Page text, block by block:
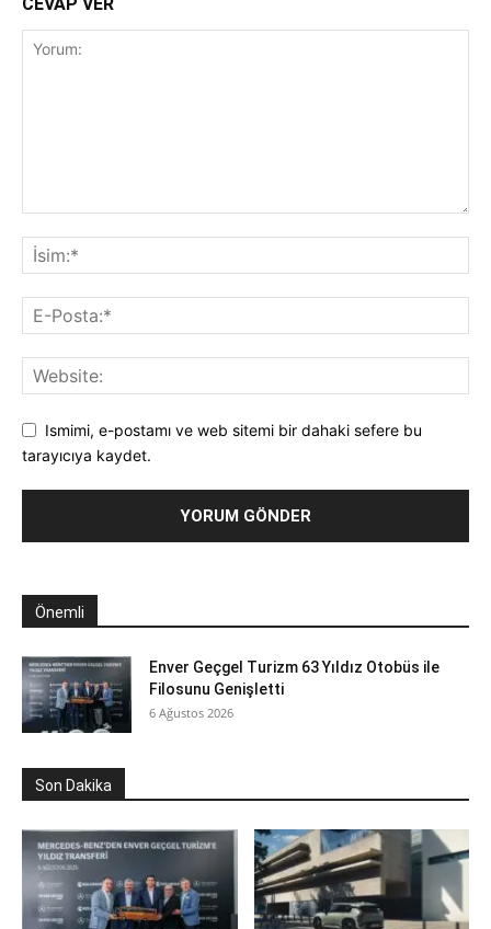
Ismimi, e-postamı ve web sitemi bir dahaki sefere bu
tarayıcıya kaydet.
Önemli
Enver Geçgel Turizm 63 Yıldız Otobüs ile
Filosunu Genişletti
6 Ağustos 2026
Son Dakika